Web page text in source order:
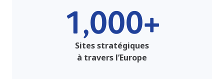
1,000+
Sites stratégiques
à travers l’Europe